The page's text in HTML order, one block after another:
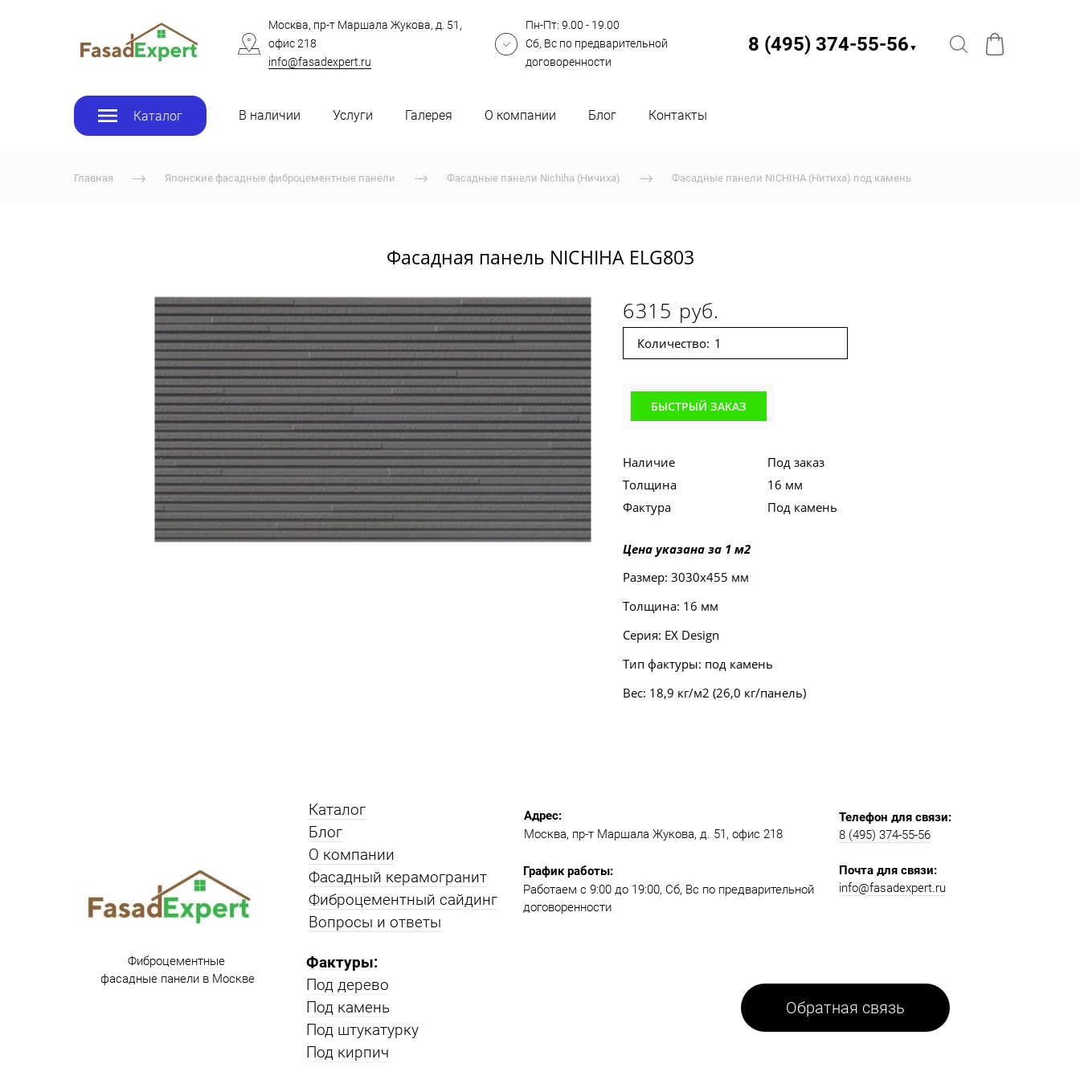
Москва, пр-т Маршала Жукова, д. 51,
офис 218
info@fasadexpert.ru
Пн-Пт: 9.00 - 19.00
Сб, Вс по предварительной
договоренности
8 (495) 374-55-56​ ▼
Каталог В наличии Услуги Галерея О компании Блог Контакты
Главная Японские фасадные фиброцементные панели Фасадные панели Nichiha (Ничиха) Фасадные панели NICHIHA (Нитиха) под камень
Фасадная панель NICHIHA ELG803
6315 руб.
Количество:
БЫСТРЫЙ ЗАКАЗ
Наличие
Под заказ
Толщина
16 мм
Фактура
Под камень
Цена указана за 1 м2
Размер: 3030х455 мм
Толщина: 16 мм
Серия: EX Design
Тип фактуры: под камень
Вес: 18,9 кг/м2 (26,0 кг/панель)
Фактуры:
Под дерево
Под камень
Под штукатурку
Под кирпич
Работаем с 9:00 до 19:00​, Сб, Вс по предварительной
договоренности
Москва, пр-т Маршала Жукова, д. 51, офис 218​​
Каталог
Блог
О компании
Фасадный керамогранит
Фиброцементный сайдинг
Вопросы и ответы
Адрес:
График работы:
Телефон для связи:
8 (495) 374-55-56​
Почта для связи:
info@fasadexpert.ru
Обратная связь
Фиброцементные
фасадные панели в Москве